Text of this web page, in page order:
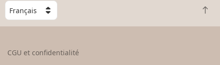
C
h
o
R
e
CGU et confidentialité